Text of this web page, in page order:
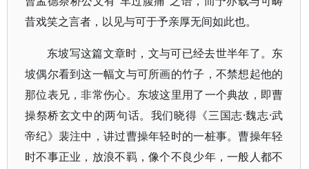
昔戏笑之言者，以见与可于予亲厚无间如此也。
东坡写这篇文章时，文与可已经去世半年了。东
坡偶尔看到这一幅文与可所画的竹子，不禁想起他的
那位表兄，非常伤心。东坡这里用了一个典故，即曹
操祭桥玄文中的两句话。我们晓得《三国志·魏志·武
帝纪》裴注中，讲过曹操年轻时的一桩事。曹操年轻
时不事正业，放浪不羁，像个不良少年，一般人都不